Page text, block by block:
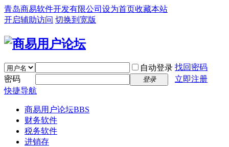
青岛商易软件开发有限公司 设为首页收藏本站
开启辅助访问 切换到宽版
自动登录 找回密码
密码
登录
立即注册
快捷导航
商易用户论坛BBS
财务软件
税务软件
进销存